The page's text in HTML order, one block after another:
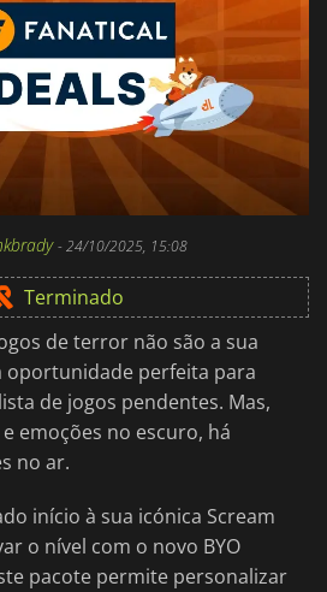
-24/10/2025, 15:08
Terminado
de terror não são a sua
oportunidade perfeita para
de jogos pendentes. Mas,
emoções no escuro, há
no ar.
início à sua icónica Scream
o nível com o novo BYO
pacote permite personalizar